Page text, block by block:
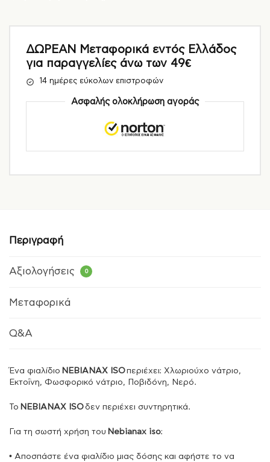
ΔΩΡΕΑΝ Μεταφορικά εντός Ελλάδος
για παραγγελίες άνω των 49€
14 ημέρες εύκολων επιστροφών
Ασφαλής ολοκλήρωση αγοράς
Περιγραφή
Αξιολογήσεις 0
Μεταφορικά
Q&A
Ένα φιαλίδιο NEBIANAX ISOπεριέχει: Χλωριούχο νάτριο,
Εκτοΐνη, Φωσφορικό νάτριο, Ποβιδόνη, Νερό.
Το NEBIANAX ISOδεν περιέχει συντηρητικά.
Για τη σωστή χρήση του Nebianax iso:
• Αποσπάστε ένα φιαλίδιο μιας δόσης και αφήστε το να